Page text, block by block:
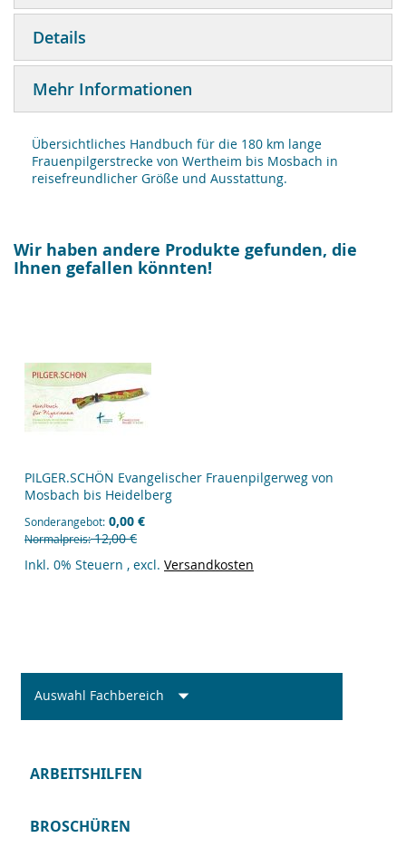
Details
Mehr Informationen
Übersichtliches Handbuch für die 180 km lange
Frauenpilgerstrecke von Wertheim bis Mosbach in
reisefreundlicher Größe und Ausstattung.
Wir haben andere Produkte gefunden, die
Ihnen gefallen könnten!
PILGER.SCHÖN Evangelischer Frauenpilgerweg von
Mosbach bis Heidelberg
Sonderangebot 0,00 €
Normalpreis 12,00 €
Inkl. 0% Steuern , excl. Versandkosten
Auswahl Fachbereich
ARBEITSHILFEN
BROSCHÜREN